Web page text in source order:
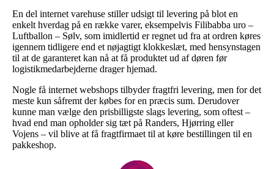
En del internet varehuse stiller udsigt til levering på blot en
enkelt hverdag på en række varer, eksempelvis Filibabba uro –
Luftballon – Sølv, som imidlertid er regnet ud fra at ordren køres
igennem tidligere end et nøjagtigt klokkeslæt, med hensynstagen
til at de garanteret kan nå at få produktet ud af døren før
logistikmedarbejderne drager hjemad.
Nogle få internet webshops tilbyder fragtfri levering, men for det
meste kun såfremt der købes for en præcis sum. Derudover
kunne man vælge den prisbilligste slags levering, som oftest –
hvad end man opholder sig tæt på Randers, Hjørring eller
Vojens – vil blive at få fragtfirmaet til at køre bestillingen til en
pakkeshop.